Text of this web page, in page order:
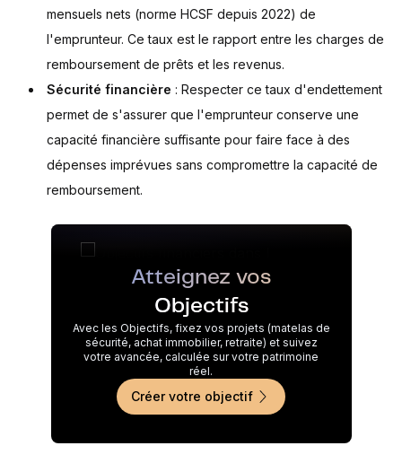
mensuels nets (norme HCSF depuis 2022) de
l'emprunteur. Ce taux est le rapport entre les charges de
remboursement de prêts et les revenus.
Sécurité financière : Respecter ce taux d'endettement
permet de s'assurer que l'emprunteur conserve une
capacité financière suffisante pour faire face à des
dépenses imprévues sans compromettre la capacité de
remboursement.
Atteignez vos
Objectifs
Avec les Objectifs, fixez vos projets (matelas de
sécurité, achat immobilier, retraite) et suivez
votre avancée, calculée sur votre patrimoine
réel.
Créer votre objectif